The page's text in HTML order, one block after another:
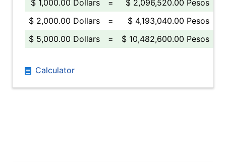
$ 1,000.00 Dollars
=
$ 2,096,520.00 Pesos
$ 2,000.00 Dollars
=
$ 4,193,040.00 Pesos
$ 5,000.00 Dollars
= $ 10,482,600.00 Pesos
Calculator